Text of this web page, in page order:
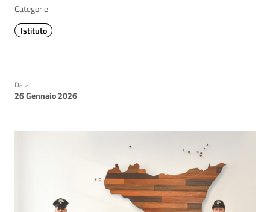
Categorie
Istituto
Data:
26 Gennaio 2026